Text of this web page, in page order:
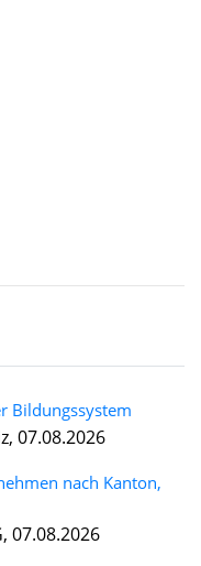
Bildungssystem
07.08.2026
nach Kanton,
07.08.2026